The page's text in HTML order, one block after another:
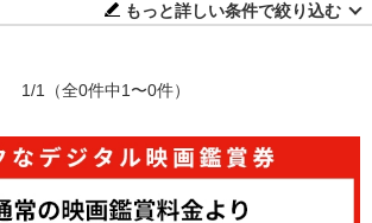
もっと詳しい条件で絞り込む
1/1 （全0件中1〜0件）